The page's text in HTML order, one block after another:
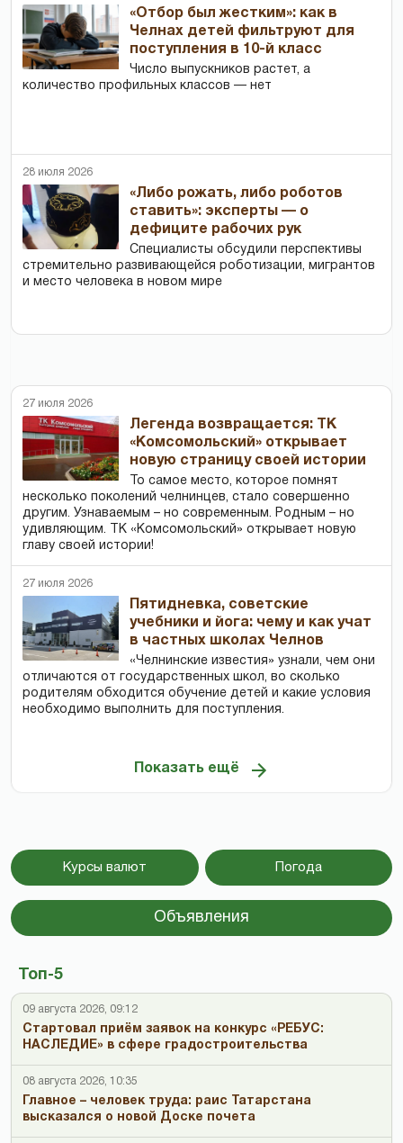
«Отбор был жестким»: как в
Челнах детей фильтруют для
поступления в 10-й класс
Число выпускников растет, а
количество профильных классов — нет
28 июля 2026
«Либо рожать, либо роботов
ставить»: эксперты — о
дефиците рабочих рук
Специалисты обсудили перспективы
стремительно развивающейся роботизации, мигрантов
и место человека в новом мире
27 июля 2026
Легенда возвращается: ТК
«Комсомольский» открывает
новую страницу своей истории
То самое место, которое помнят
несколько поколений челнинцев, стало совершенно
другим. Узнаваемым – но современным. Родным – но
удивляющим. ТК «Комсомольский» открывает новую
главу своей истории!
27 июля 2026
Пятидневка, советские
учебники и йога: чему и как учат
в частных школах Челнов
«Челнинские известия» узнали, чем они
отличаются от государственных школ, во сколько
родителям обходится обучение детей и какие условия
необходимо выполнить для поступления.
Показать ещё
Курсы валют Погода
Объявления
Топ-5
09 августа 2026, 09:12
Стартовал приём заявок на конкурс «РЕБУС:
НАСЛЕДИЕ» в сфере градостроительства
08 августа 2026, 10:35
Главное – человек труда: раис Татарстана
высказался о новой Доске почета